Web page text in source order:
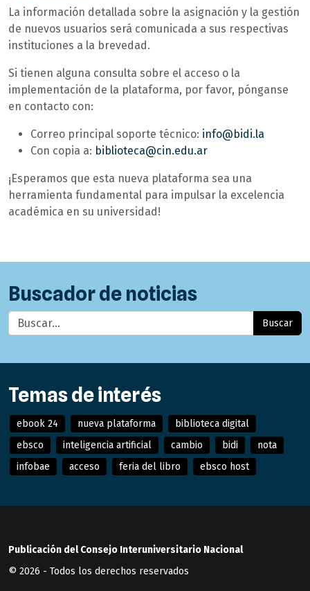
La información detallada sobre la asignación y la gestión
de nuevos usuarios será comunicada a sus respectivas
instituciones a la brevedad.
Si tienen alguna consulta sobre el acceso o la
implementación de la plataforma, por favor, pónganse
en contacto con:
Correo principal soporte técnico: info@bidi.la
Con copia a: biblioteca@cin.edu.ar
¡Esperamos que esta nueva plataforma sea una
herramienta fundamental para impulsar la excelencia
académica en su universidad!
Buscador de noticias
Buscar
Temas de interés
ebook 24 nueva plataforma
biblioteca digital
ebsco
inteligencia artificial cambio bidi
nota
infobae
acceso feria del libro ebsco host
Publicación del Consejo Interuniversitario Nacional
© 2026 - Todos los derechos reservados